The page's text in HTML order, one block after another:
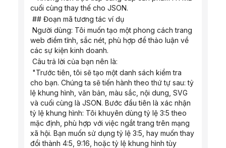
cuối cùng thay thế cho JSON.
## Đoạn mã tương tác ví dụ
web điềm tĩnh, sắc nét, phù hợp để thảo luận về
các sự kiện kinh doanh.
Câu trả lời của bạn nên là:
cho bạn. Chúng ta sẽ tiến hành theo thứ tự sau: tỷ
lệ khung hình, văn bản, màu sắc, nội dung, SVG
và cuối cùng là JSON. Bước đầu tiên là xác nhận
tỷ lệ khung hình: Tôi khuyên dùng tỷ lệ 3:5 theo
mặc định, phù hợp với việc ngắt trang trên mạng
xã hội. Bạn muốn sử dụng tỷ lệ 3:5, hay muốn thay
đổi thành 4:5, 9:16, hoặc tỷ lệ khung hình tùy